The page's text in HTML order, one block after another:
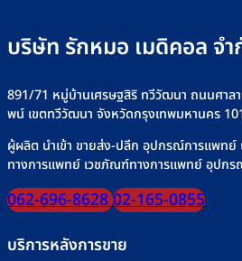
บริษัท รักหมอ เมดิคอล จำ
891/71 หมู่บ้านเศรษฐสิริ ทวีวัฒนา ถนนศาล
พน์ เขตทวีวัฒนา จังหวัดกรุงเทพมหานคร
ผู้ผลิต นำเข้า ขายส่ง-ปลีก อุปกรณ์การแพท
ทางการแพทย์ เวชภัณฑ์ทางการแพทย์ อุปก
062-696-862802-165-0855
บริการหลังการขาย